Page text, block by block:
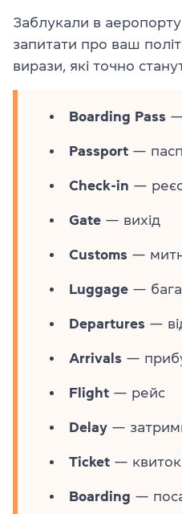
Заблукали в
запитати про ваш
вирази, які точно
Boarding Pass —
Passport —
Check-in —
Gate — вихід
Customs —
Luggage —
Departures —
Arrivals —
Flight — рейс
Delay —
Ticket — квиток
Boarding —